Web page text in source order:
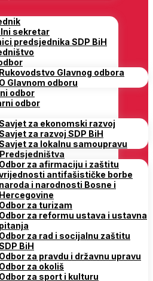
sekretar
predsjednika SDP BiH
Rukovodstvo Glavnog odbora
O Glavnom odboru
odbor
odbor
za ekonomski razvoj
za razvoj SDP BiH
za lokalnu samoupravu
Odbor za afirmaciju i zaštitu
antifašističke borbe
naroda i narodnosti Bosne i
Hercegovine
Odbor za turizam
Odbor za reformu ustava i ustavna
pitanja
Odbor za rad i socijalnu zaštitu
BiH
Odbor za pravdu i državnu upravu
Odbor za okoliš
Odbor za sport i kulturu